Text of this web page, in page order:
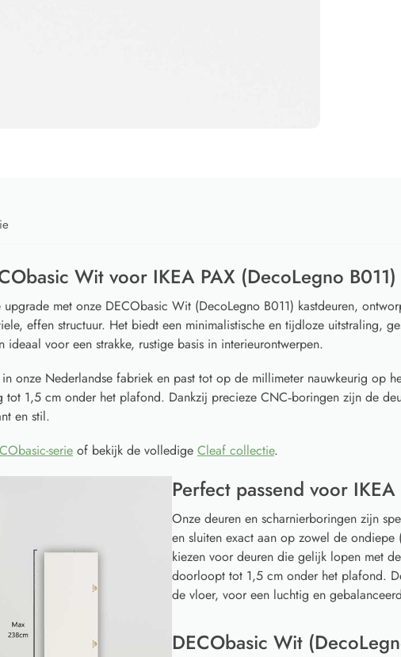
Wit voor IKEA PAX (DecoLegno B011)
met onze DECObasic Wit (DecoLegno B011) kastdeuren,
effen structuur. Het biedt een minimalistische en tijdloze uitstraling,
ideaal voor een strakke, rustige basis in interieurontwerpen.
onze Nederlandse fabriek en past tot op de millimeter nauwkeurig op
1,5 cm onder het plafond. Dankzij precieze CNC‑boringen zijn de
en stil.
serieof bekijk de volledige Cleaf collectie.
Perfect passend voor IKEA
Onze deuren en scharnierboringen zijn
en sluiten exact aan op zowel de
kiezen voor deuren die gelijk lopen met
doorloopt tot 1,5 cm onder het plafond.
de vloer, voor een luchtig en
DECObasic Wit